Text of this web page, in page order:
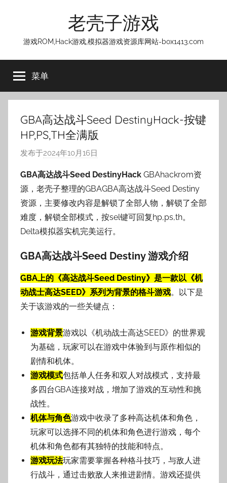
老壳子游戏
游戏ROM,Hack游戏,模拟器游戏资源库网站-box1413.com
菜单
GBA高达战斗Seed DestinyHack-按键
HP,PS,TH全满版
发布于2024年10月16日
:
老
壳
子
GBA高达战斗Seed DestinyHack GBAhackrom资
源，老壳子整理的GBAGBA高达战斗Seed Destiny
资源，主要修改内容是解锁了全部人物，解锁了全部
难度，解锁全部模式，按sel键可回复hp,ps,th。
Delta模拟器实机完美运行。
GBA高达战斗Seed Destiny 游戏介绍
GBA上的《高达战斗Seed Destiny》是一款以《机
动战士高达SEED》系列为背景的格斗游戏。以下是
关于该游戏的一些关键点：
游戏背景游戏以《机动战士高达SEED》的世界观
为基础，玩家可以在游戏中体验到与原作相似的
剧情和机体。
游戏模式包括单人任务和双人对战模式，支持最
多四台GBA连接对战，增加了游戏的互动性和挑
战性。
机体与角色游戏中收录了多种高达机体和角色，
玩家可以选择不同的机体和角色进行游戏，每个
机体和角色都有其独特的技能和特点。
游戏玩法玩家需要掌握各种格斗技巧，与敌人进
行战斗，通过击败敌人来推进剧情。游戏还提供